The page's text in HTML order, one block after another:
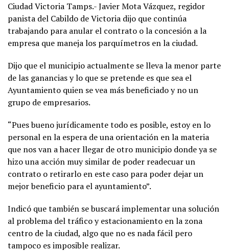
Ciudad Victoria Tamps.- Javier Mota Vázquez, regidor
panista del Cabildo de Victoria dijo que continúa
trabajando para anular el contrato o la concesión a la
empresa que maneja los parquímetros en la ciudad.
Dijo que el municipio actualmente se lleva la menor parte
de las ganancias y lo que se pretende es que sea el
Ayuntamiento quien se vea más beneficiado y no un
grupo de empresarios.
“Pues bueno jurídicamente todo es posible, estoy en lo
personal en la espera de una orientación en la materia
que nos van a hacer llegar de otro municipio donde ya se
hizo una acción muy similar de poder readecuar un
contrato o retirarlo en este caso para poder dejar un
mejor beneficio para el ayuntamiento”.
Indicó que también se buscará implementar una solución
al problema del tráfico y estacionamiento en la zona
centro de la ciudad, algo que no es nada fácil pero
tampoco es imposible realizar.